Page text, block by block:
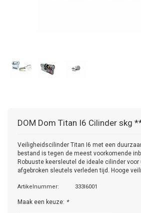
DOM Dom Titan I6 Cilinder skg
Veiligheidscilinder Titan I6 met een
bestand is tegen de meest voorkomende
Robuuste keersleutel de ideale cilinder voor
afgebroken sleutels verleden tijd. Hooge
Artikelnummer: 333I6001
Maak een keuze: *